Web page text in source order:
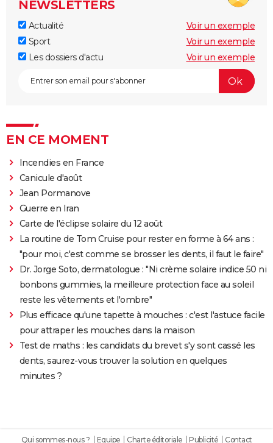
NEWSLETTERS
Actualité
Voir un exemple
Sport
Voir un exemple
Les dossiers d'actu
Voir un exemple
EN CE MOMENT
Incendies en France
Canicule d'août
Jean Pormanove
Guerre en Iran
Carte de l'éclipse solaire du 12 août
La routine de Tom Cruise pour rester en forme à 64 ans :
"pour moi, c'est comme se brosser les dents, il faut le faire"
Dr. Jorge Soto, dermatologue : "Ni crème solaire indice 50 ni
bonbons gummies, la meilleure protection face au soleil
reste les vêtements et l'ombre"
Plus efficace qu'une tapette à mouches : c'est l'astuce facile
pour attraper les mouches dans la maison
Test de maths : les candidats du brevet s'y sont cassé les
dents, saurez-vous trouver la solution en quelques
minutes ?
Qui sommes-nous ? Equipe Charte éditoriale Publicité Contact